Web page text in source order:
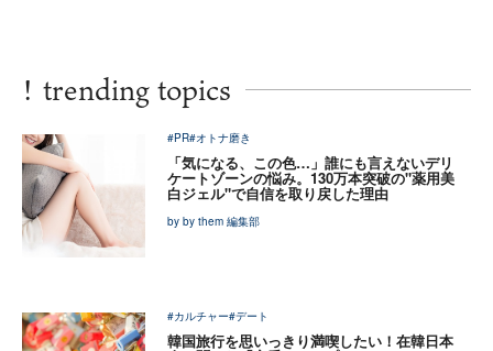
! trending topics
#PR#オトナ磨き
「気になる、この色…」誰にも言えないデリ
ケートゾーンの悩み。130万本突破の"薬用美
白ジェル"で自信を取り戻した理由
by by them 編集部
#カルチャー#デート
韓国旅行を思いっきり満喫したい！在韓日本